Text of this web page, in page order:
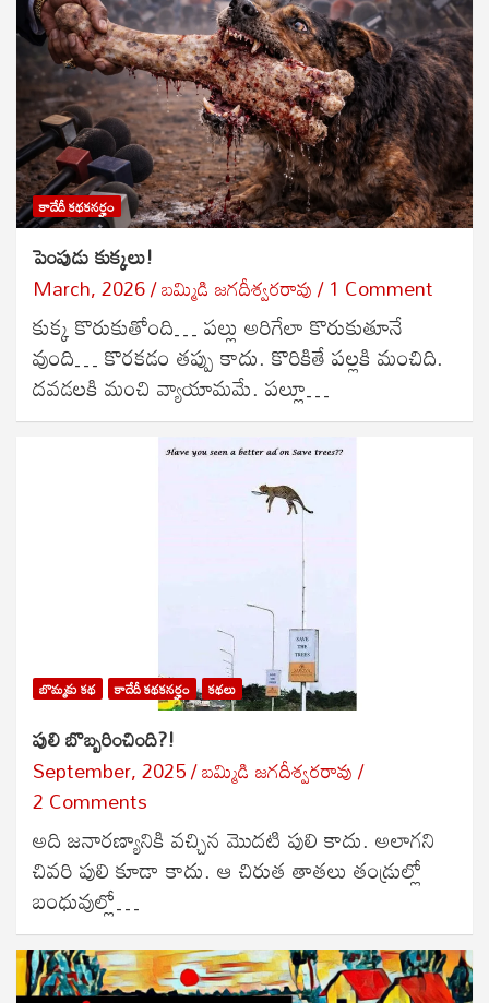
కాదేదీ కథకనర్హం
పెంపుడు కుక్కలు!
March, 2026 బ‌మ్మిడి జ‌గ‌దీశ్వ‌ర‌రావు 1 Comment
కుక్క కొరుకుతోంది… పల్లు అరిగేలా కొరుకుతూనే
వుంది… కొరకడం తప్పు కాదు. కొరికితే పల్లకి మంచిది.
దవడలకి మంచి వ్యాయామమే. పల్లూ…
బొమ్మకు కథ కాదేదీ కథకనర్హం కథలు
పులి బొబ్బరించింది?!
September, 2025 బ‌మ్మిడి జ‌గ‌దీశ్వ‌ర‌రావు
2 Comments
అది జనారణ్యానికి వచ్చిన మొదటి పులి కాదు. అలాగని
చివరి పులి కూడా కాదు. ఆ చిరుత తాతలు తండ్రుల్లో
బంధువుల్లో…